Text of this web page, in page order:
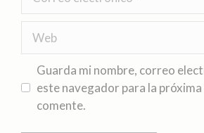
Guarda mi nombre, correo
este navegador para la próxima
comente.